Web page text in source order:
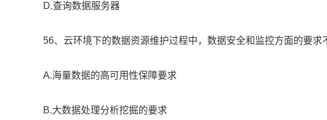
D.查询数据服务器
56、云环境下的数据资源维护过程中，数据安全和监控方面的要求
A.海量数据的高可用性保障要求
B.大数据处理分析挖掘的要求